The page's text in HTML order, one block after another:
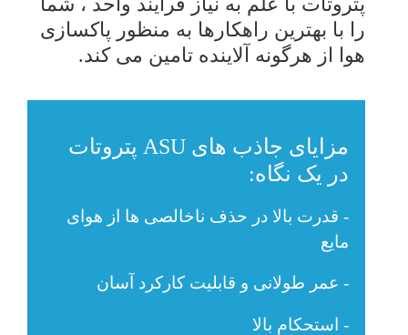
را با بهترین راهکارها به منظور پاکسازی
هوا از هرگونه آلاینده تامین می کند.
مزایای جاذب های ASU پتروتات
در یک نگاه:
- قدرت بالا در حذف ناخالصی ها از هوای
مایع
- عمر طولانی و قابلیت کارکرد آسان
- استحکام بالا